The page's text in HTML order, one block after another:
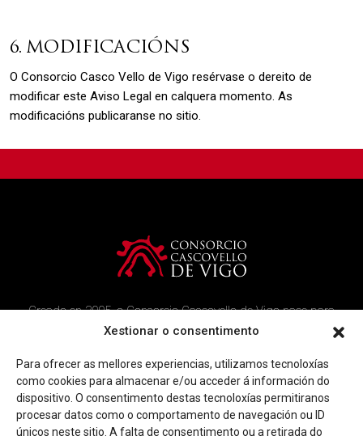
Xestionar o consentimento
Para ofrecer as mellores experiencias, utilizamos tecnoloxías
como cookies para almacenar e/ou acceder á información do
dispositivo. O consentimento destas tecnoloxías permitiranos
procesar datos como o comportamento de navegación ou ID
únicos neste sitio. A falta de consentimento ou a retirada do
6. MODIFICACIÓNS
O Consorcio Casco Vello de Vigo resérvase o dereito de
modificar este Aviso Legal en calquera momento. As
modificacións publicaranse no sitio.
Creado en 2005, o Consorcio Cascovello de Vigo nace para
atender aos veciños do casco histórico, creando un ambicioso
Imaxe corporativa Contacto
Facebook Twitter Youtube Instagram